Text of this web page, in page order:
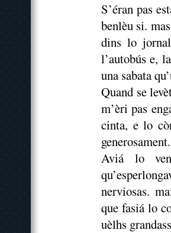
S’éran pas
benlèu si.
dins lo
l’autobús e,
una sabata
Quand se
m’èri pas
cinta, e lo
generosament.
Aviá lo
nerviosas.
que fasiá lo
uèlhs